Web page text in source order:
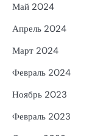
Май 2024
Апрель 2024
Март 2024
Февраль 2024
Ноябрь 2023
Февраль 2023